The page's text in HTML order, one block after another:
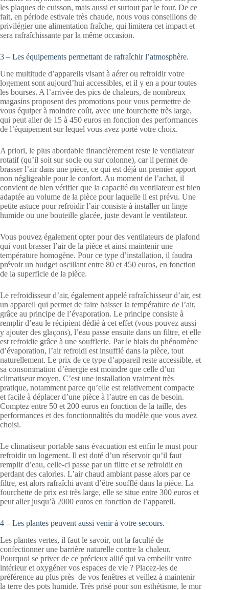
les plaques de cuisson, mais aussi et surtout par le four. De ce
fait, en période estivale très chaude, nous vous conseillons de
privilégier une alimentation fraîche, qui limitera cet impact et
sera rafraîchissante par la même occasion.
3 – Les équipements permettant de rafraîchir l’atmosphère.
Une multitude d’appareils visant à aérer ou refroidir votre
logement sont aujourd’hui accessibles, et il y en a pour toutes
les bourses. A l’arrivée des pics de chaleurs, de nombreux
magasins proposent des promotions pour vous permettre de
vous équiper à moindre coût, avec une fourchette très large,
qui peut aller de 15 à 450 euros en fonction des performances
de l’équipement sur lequel vous avez porté votre choix.
A priori, le plus abordable financièrement reste le ventilateur
rotatif (qu’il soit sur socle ou sur colonne), car il permet de
brasser l’air dans une pièce, ce qui est déjà un premier apport
non négligeable pour le confort. Au moment de l’achat, il
convient de bien vérifier que la capacité du ventilateur est bien
adaptée au volume de la pièce pour laquelle il est prévu. Une
petite astuce pour refroidir l’air consiste à installer un linge
humide ou une bouteille glacée, juste devant le ventilateur.
Vous pouvez également opter pour des ventilateurs de plafond
qui vont brasser l’air de la pièce et ainsi maintenir une
température homogène. Pour ce type d’installation, il faudra
prévoir un budget oscillant entre 80 et 450 euros, en fonction
de la superficie de la pièce.
Le refroidisseur d’air, également appelé rafraîchisseur d’air, est
un appareil qui permet de faire baisser la température de l’air,
grâce au principe de l’évaporation. Le principe consiste à
remplir d’eau le récipient dédié à cet effet (vous pouvez aussi
y ajouter des glaçons), l’eau passe ensuite dans un filtre, et elle
est refroidie grâce à une soufflerie. Par le biais du phénomène
d’évaporation, l’air refroidi est insufflé dans la pièce, tout
naturellement. Le prix de ce type d’appareil reste accessible, et
sa consommation d’énergie est moindre que celle d’un
climatiseur moyen. C’est une installation vraiment très
pratique, notamment parce qu’elle est relativement compacte
et facile à déplacer d’une pièce à l’autre en cas de besoin.
Comptez entre 50 et 200 euros en fonction de la taille, des
performances et des fonctionnalités du modèle que vous avez
choisi.
Le climatiseur portable sans évacuation est enfin le must pour
refroidir un logement. Il est doté d’un réservoir qu’il faut
remplir d’eau, celle-ci passe par un filtre et se refroidit en
perdant des calories. L’air chaud ambiant passe alors par ce
filtre, est alors rafraîchi avant d’être soufflé dans la pièce. La
fourchette de prix est très large, elle se situe entre 300 euros et
peut aller jusqu’à 2000 euros en fonction de l’appareil.
4 – Les plantes peuvent aussi venir à votre secours.
Les plantes vertes, il faut le savoir, ont la faculté de
confectionner une barrière naturelle contre la chaleur.
Pourquoi se priver de ce précieux allié qui va embellir votre
intérieur et oxygéner vos espaces de vie ? Placez-les de
préférence au plus près de vos fenêtres et veillez à maintenir
la terre des pots humide. Très prisé pour son esthétisme, le mur